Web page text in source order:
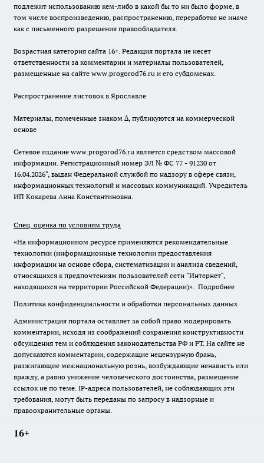
подлежит использованию кем-либо в какой бы то ни было форме, в
том числе воспроизведению, распространению, переработке не иначе
как с письменного разрешения правообладателя.
Возрастная категория сайта 16+. Редакция портала не несет
ответственности за комментарии и материалы пользователей,
размещенные на сайте www.progorod76.ru и его субдоменах.
Распространение листовок в Ярославле
Материалы, помеченные знаком ∆, публикуются на коммерческой
основе
Сетевое издание www.progorod76.ru является средством массовой
информации. Регистрационный номер ЭЛ № ФС 77 - 91230 от
16.04.2026", выдан Федеральной службой по надзору в сфере связи,
информационных технологий и массовых коммуникаций. Учредитель
ИП Кокарева Анна Константиновна.
Спец. оценка по условиям труда
«На информационном ресурсе применяются рекомендательные
технологии (информационные технологии предоставления
информации на основе сбора, систематизации и анализа сведений,
относящихся к предпочтениям пользователей сети "Интернет",
находящихся на территории Российской Федерации)». Подробнее
Политика конфиденциальности и обработки персональных данных
Администрация портала оставляет за собой право модерировать
комментарии, исходя из соображений сохранения конструктивности
обсуждения тем и соблюдения законодательства РФ и РТ. На сайте не
допускаются комментарии, содержащие нецензурную брань,
разжигающие межнациональную рознь, возбуждающие ненависть или
вражду, а равно унижение человеческого достоинства, размещение
ссылок не по теме. IP-адреса пользователей, не соблюдающих эти
требования, могут быть переданы по запросу в надзорные и
правоохранительные органы.
16+